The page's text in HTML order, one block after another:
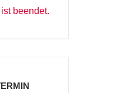
beendet.